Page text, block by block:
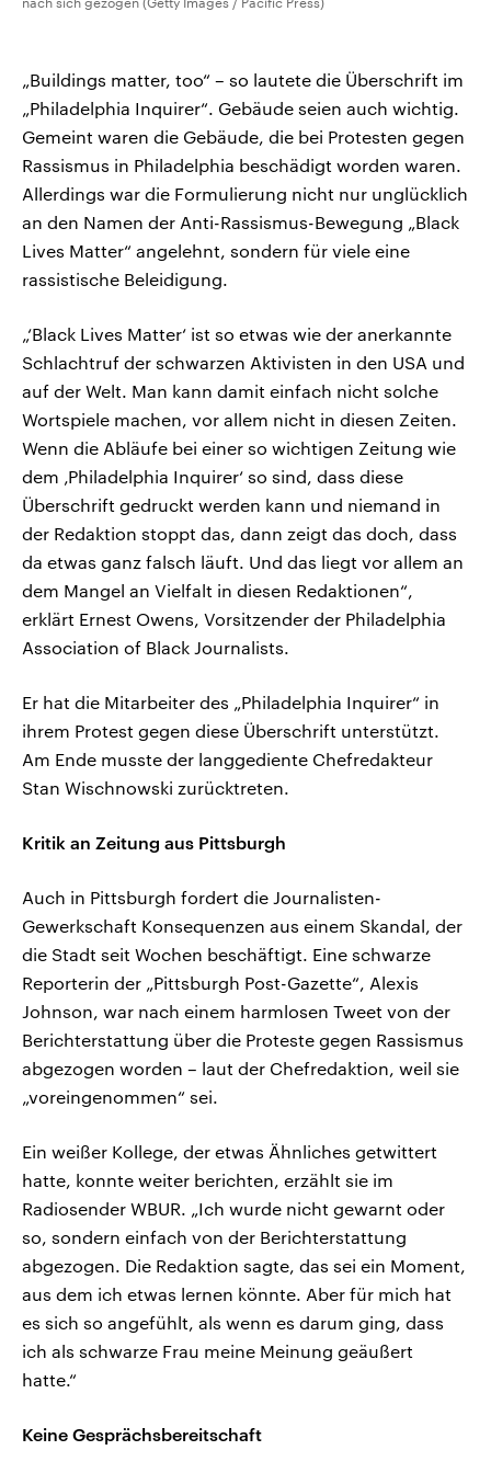
„Buildings matter, too“ – so lautete die Überschrift im
„Philadelphia Inquirer“. Gebäude seien auch wichtig.
Gemeint waren die Gebäude, die bei Protesten gegen
Rassismus in Philadelphia beschädigt worden waren.
Allerdings war die Formulierung nicht nur unglücklich
an den Namen der Anti-Rassismus-Bewegung „Black
Lives Matter“ angelehnt, sondern für viele eine
rassistische Beleidigung.
„‘Black Lives Matter‘ ist so etwas wie der anerkannte
Schlachtruf der schwarzen Aktivisten in den USA und
auf der Welt. Man kann damit einfach nicht solche
Wortspiele machen, vor allem nicht in diesen Zeiten.
Wenn die Abläufe bei einer so wichtigen Zeitung wie
dem ‚Philadelphia Inquirer‘ so sind, dass diese
Überschrift gedruckt werden kann und niemand in
der Redaktion stoppt das, dann zeigt das doch, dass
da etwas ganz falsch läuft. Und das liegt vor allem an
dem Mangel an Vielfalt in diesen Redaktionen“,
erklärt Ernest Owens, Vorsitzender der Philadelphia
Association of Black Journalists.
Er hat die Mitarbeiter des „Philadelphia Inquirer“ in
ihrem Protest gegen diese Überschrift unterstützt.
Am Ende musste der langgediente Chefredakteur
Stan Wischnowski zurücktreten.
Kritik an Zeitung aus Pittsburgh
Auch in Pittsburgh fordert die Journalisten-
Gewerkschaft Konsequenzen aus einem Skandal, der
die Stadt seit Wochen beschäftigt. Eine schwarze
Reporterin der „Pittsburgh Post-Gazette“, Alexis
Johnson, war nach einem harmlosen Tweet von der
Berichterstattung über die Proteste gegen Rassismus
abgezogen worden – laut der Chefredaktion, weil sie
„voreingenommen“ sei.
Ein weißer Kollege, der etwas Ähnliches getwittert
hatte, konnte weiter berichten, erzählt sie im
Radiosender WBUR. „Ich wurde nicht gewarnt oder
so, sondern einfach von der Berichterstattung
abgezogen. Die Redaktion sagte, das sei ein Moment,
aus dem ich etwas lernen könnte. Aber für mich hat
es sich so angefühlt, als wenn es darum ging, dass
ich als schwarze Frau meine Meinung geäußert
hatte.“
Keine Gesprächsbereitschaft